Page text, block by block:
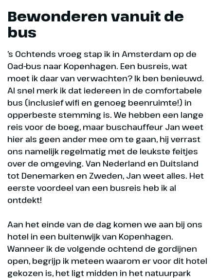
Bewonderen vanuit de
bus
’s Ochtends vroeg stap ik in Amsterdam op de
Oad-bus naar Kopenhagen. Een busreis, wat
moet ik daar van verwachten? Ik ben benieuwd.
Al snel merk ik dat iedereen in de comfortabele
bus (inclusief wifi en genoeg beenruimte!) in
opperbeste stemming is. We hebben een lange
reis voor de boeg, maar buschauffeur Jan weet
hier als geen ander mee om te gaan, hij verrast
ons namelijk regelmatig met de leukste feitjes
over de omgeving. Van Nederland en Duitsland
tot Denemarken en Zweden, Jan weet alles. Het
eerste voordeel van een busreis heb ik al
ontdekt!
Aan het einde van de dag komen we aan bij ons
hotel in een buitenwijk van Kopenhagen.
Wanneer ik de volgende ochtend de gordijnen
open, begrijp ik meteen waarom er voor dit hotel
gekozen is, het ligt midden in het natuurpark